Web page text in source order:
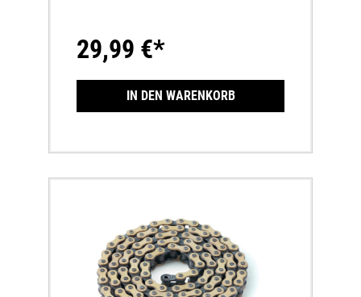
29,99 €*
IN DEN WARENKORB